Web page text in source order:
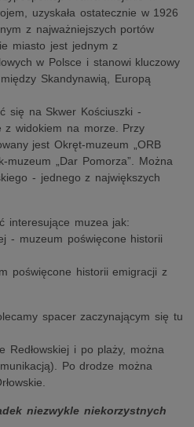
uzyskała ostatecznie w 1926
z najważniejszych portów
miasto jest jednym z
w Polsce i stanowi kluczowy
Skandynawią, Europą
się na Skwer Kościuszki -
z widokiem na morze. Przy
jest Okręt-muzeum „ORB
muzeum „Dar Pomorza”. Można
- jednego z największych
interesujące muzea jak:
- muzeum poświęcone historii
poświęcone historii emigracji z
spacer zaczynającym się tu
Redłowskiej i po plaży, można
Po drodze można
niezwykle niekorzystnych